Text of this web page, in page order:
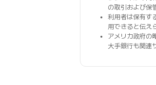
の取引および保
利用者は保有す
用できると伝え
アメリカ政府の
大手銀行も関連